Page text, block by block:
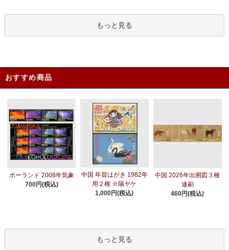
もっと見る
おすすめ商品
ポーランド 2008年気象
700円(税込)
中国 年賀はがき 1982年
用２種 ※陽ヤケ
1,000円(税込)
中国 2026年出圉図３種
連刷
460円(税込)
もっと見る